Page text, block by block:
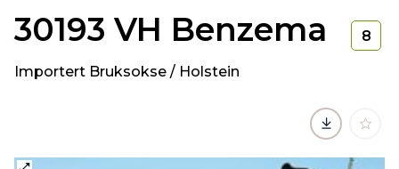
30193 VH Benzema
Importert Bruksokse / Holstein
8